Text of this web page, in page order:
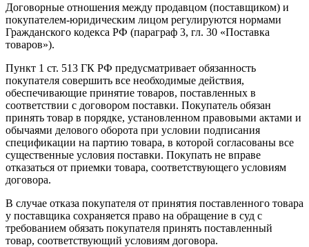
Договорные отношения между продавцом (поставщиком) и
покупателем-юридическим лицом регулируются нормами
Гражданского кодекса РФ (параграф 3, гл. 30 «Поставка
товаров»).
Пункт 1 ст. 513 ГК РФ предусматривает обязанность
покупателя совершить все необходимые действия,
обеспечивающие принятие товаров, поставленных в
соответствии с договором поставки. Покупатель обязан
принять товар в порядке, установленном правовыми актами и
обычаями делового оборота при условии подписания
спецификации на партию товара, в которой согласованы все
существенные условия поставки. Покупать не вправе
отказаться от приемки товара, соответствующего условиям
договора.
В случае отказа покупателя от принятия поставленного товара
у поставщика сохраняется право на обращение в суд с
требованием обязать покупателя принять поставленный
товар, соответствующий условиям договора.